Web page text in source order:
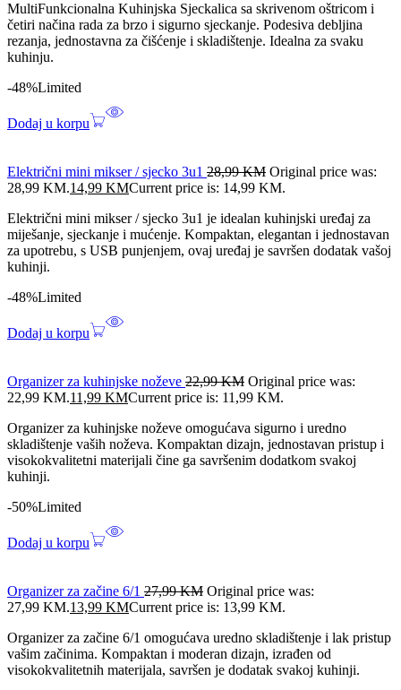
MultiFunkcionalna Kuhinjska Sjeckalica sa skrivenom oštricom i
četiri načina rada za brzo i sigurno sjeckanje. Podesiva debljina
rezanja, jednostavna za čišćenje i skladištenje. Idealna za svaku
kuhinju.
-48%Limited
Dodaj u korpu
Električni mini mikser / sjecko 3u1 28,99KM Original price was:
28,99 KM.14,99 KMCurrent price is: 14,99 KM.
Električni mini mikser / sjecko 3u1 je idealan kuhinjski uređaj za
miješanje, sjeckanje i mućenje. Kompaktan, elegantan i jednostavan
za upotrebu, s USB punjenjem, ovaj uređaj je savršen dodatak vašoj
kuhinji.
-48%Limited
Dodaj u korpu
Organizer za kuhinjske noževe 22,99KM Original price was:
22,99 KM.11,99 KMCurrent price is: 11,99 KM.
Organizer za kuhinjske noževe omogućava sigurno i uredno
skladištenje vaših noževa. Kompaktan dizajn, jednostavan pristup i
visokokvalitetni materijali čine ga savršenim dodatkom svakoj
kuhinji.
-50%Limited
Dodaj u korpu
Organizer za začine 6/1 27,99KM Original price was:
27,99 KM.13,99 KMCurrent price is: 13,99 KM.
Organizer za začine 6/1 omogućava uredno skladištenje i lak pristup
vašim začinima. Kompaktan i moderan dizajn, izrađen od
visokokvalitetnih materijala, savršen je dodatak svakoj kuhinji.